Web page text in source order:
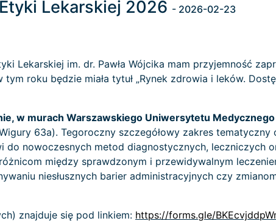
Lekarskiej 2026 - 2026-02-23
Lekarskiej im. dr. Pawła Wójcika mam przyjemność
roku będzie miała tytuł „Rynek zdrowia i leków.
w murach Warszawskiego Uniwersytetu Medycznego
63a). Tegoroczny szczegółowy zakres tematyczny
nowoczesnych metod diagnostycznych, leczniczych
między sprawdzonym i przewidywalnym
niesłusznych barier administracyjnych czy
znajduje się pod linkiem: https://forms.gle/